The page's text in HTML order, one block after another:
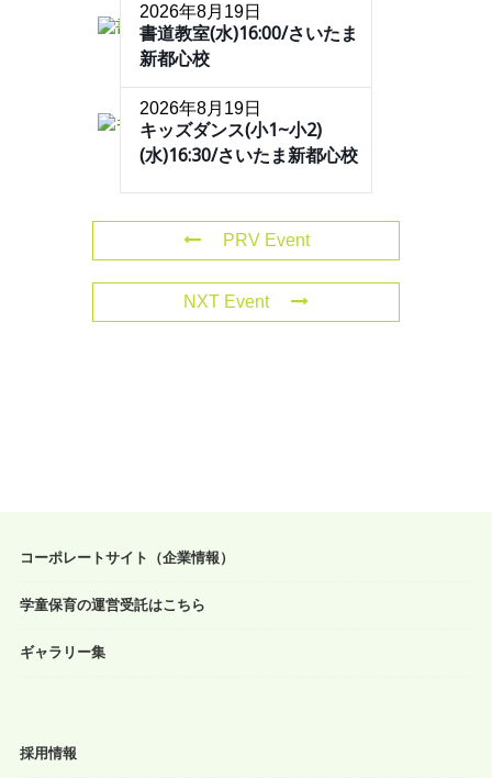
2026年8月19日
書道教室(水)16:00/さいたま
新都心校
2026年8月19日
キッズダンス(小1~小2)
(水)16:30/さいたま新都心校
PRV Event
NXT Event
コーポレートサイト（企業情報）
学童保育の運営受託はこちら
ギャラリー集
採用情報